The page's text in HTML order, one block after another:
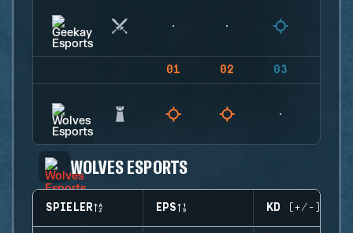
01 02 03
WOLVES ESPORTS
SPIELER EPS KD (+/-)